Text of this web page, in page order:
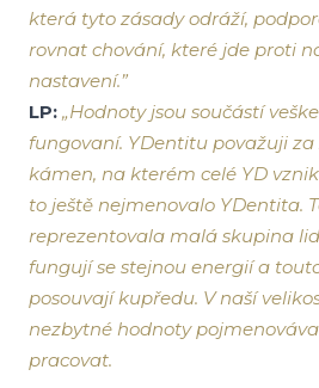
která tyto zásady odráží,
rovnat chování, které jde proti
nastavení.”
LP: „Hodnoty jsou součástí
fungovaní. YDentitu považuji
kámen, na kterém celé YD
to ještě nejmenovalo YDentita.
reprezentovala malá skupina
fungují se stejnou energií a
posouvají kupředu. V naší
nezbytné hodnoty
pracovat.